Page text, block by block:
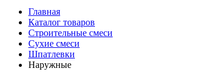
Главная
Каталог товаров
Строительные смеси
Сухие смеси
Шпатлевки
Наружные